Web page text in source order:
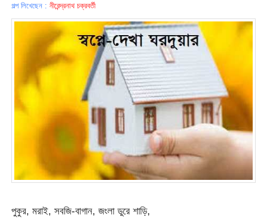
গল্প লিখেছেন :নীরেন্দ্রনাথ চক্রবর্তী
পুকুর, মরাই, সবজি-বাগান, জংলা ডুরে শাড়ি,